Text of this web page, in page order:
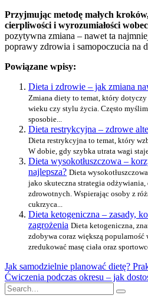
Przyjmując metodę małych
cierpliwości i wyrozumiałości
pozytywna zmiana – nawet ta
poprawy zdrowia i samopoczucia na
Powiązane wpisy:
Dieta i zdrowie – jak zmiana
Zmiana diety to temat, który
wieku czy stylu życia. Często
sposobie...
Dieta restrykcyjna – zdrowe
Dieta restrykcyjna to temat, który
W dobie, gdy szybka utrata wagi
Dieta wysokotłuszczowa –
najlepsza? Dieta
jako skuteczna strategia
zdrowotnych. Wspierając osoby z
cukrzyca...
Dieta ketogeniczna – zasady,
zagrożenia Dieta ketogeniczna,
zdobywa coraz większą popularność
zredukować masę ciała oraz
Nawigacja
wpisu
Jak samodzielnie planować dietę?
Ćwiczenia podczas okresu – jak
Search
for: